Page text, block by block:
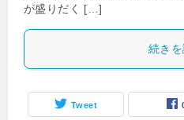
が盛りだく […]
続き
Tweet